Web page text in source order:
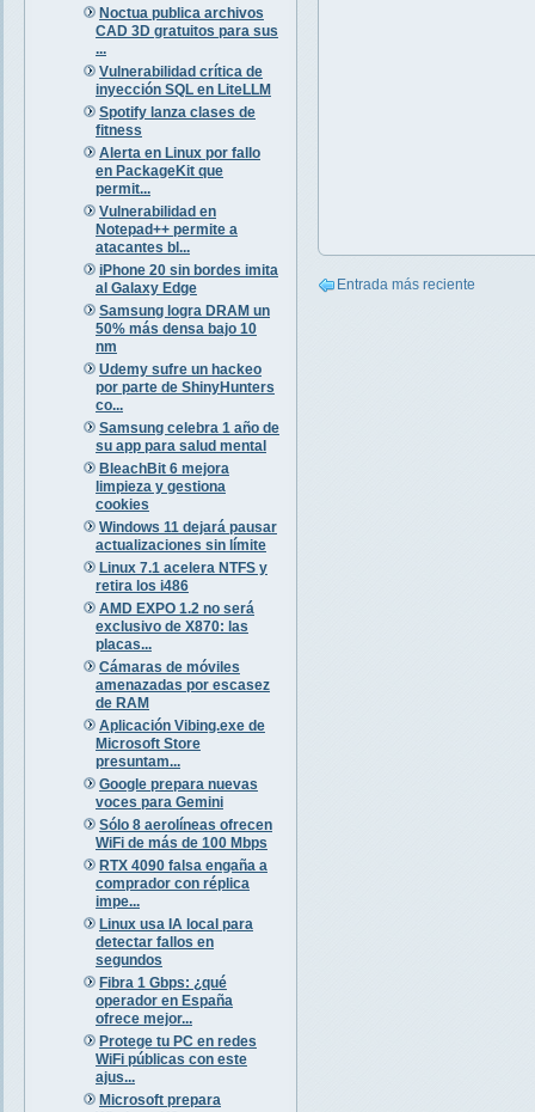
Noctua publica archivos
CAD 3D gratuitos para sus
...
Vulnerabilidad crítica de
inyección SQL en LiteLLM
Spotify lanza clases de
fitness
Alerta en Linux por fallo
en PackageKit que
permit...
Vulnerabilidad en
Notepad++ permite a
atacantes bl...
iPhone 20 sin bordes imita
al Galaxy Edge
Samsung logra DRAM un
50% más densa bajo 10
nm
Udemy sufre un hackeo
por parte de ShinyHunters
co...
Samsung celebra 1 año de
su app para salud mental
BleachBit 6 mejora
limpieza y gestiona
cookies
Windows 11 dejará pausar
actualizaciones sin límite
Linux 7.1 acelera NTFS y
retira los i486
AMD EXPO 1.2 no será
exclusivo de X870: las
placas...
Cámaras de móviles
amenazadas por escasez
de RAM
Aplicación Vibing.exe de
Microsoft Store
presuntam...
Google prepara nuevas
voces para Gemini
Sólo 8 aerolíneas ofrecen
WiFi de más de 100 Mbps
RTX 4090 falsa engaña a
comprador con réplica
impe...
Linux usa IA local para
detectar fallos en
segundos
Fibra 1 Gbps: ¿qué
operador en España
ofrece mejor...
Protege tu PC en redes
WiFi públicas con este
ajus...
Microsoft prepara
Entrada más reciente